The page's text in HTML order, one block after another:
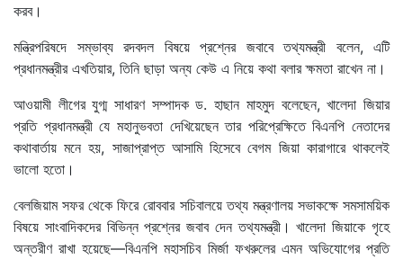
করব।
মন্ত্রিপরিষদে সম্ভাব্য রদবদল বিষয়ে প্রশ্নের জবাবে তথ্যমন্ত্রী বলেন, এটি
প্রধানমন্ত্রীর এখতিয়ার, তিনি ছাড়া অন্য কেউ এ নিয়ে কথা বলার ক্ষমতা রাখেন না।
আওয়ামী লীগের যুগ্ম সাধারণ সম্পাদক ড. হাছান মাহমুদ বলেছেন, খালেদা জিয়ার
প্রতি প্রধানমন্ত্রী যে মহানুভবতা দেখিয়েছেন তার পরিপ্রেক্ষিতে বিএনপি নেতাদের
কথাবার্তায় মনে হয়, সাজাপ্রাপ্ত আসামি হিসেবে বেগম জিয়া কারাগারে থাকলেই
ভালো হতো।
বেলজিয়াম সফর থেকে ফিরে রোববার সচিবালয়ে তথ্য মন্ত্রণালয় সভাকক্ষে সমসাময়িক
বিষয়ে সাংবাদিকদের বিভিন্ন প্রশ্নের জবাব দেন তথ্যমন্ত্রী। খালেদা জিয়াকে গৃহে
অন্তরীণ রাখা হয়েছে—বিএনপি মহাসচিব মির্জা ফখরুলের এমন অভিযোগের প্রতি